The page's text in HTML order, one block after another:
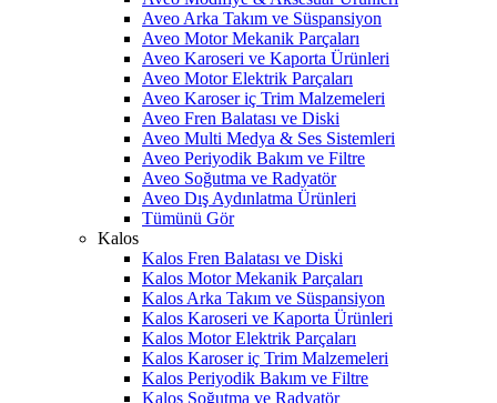
Aveo Arka Takım ve Süspansiyon
Aveo Motor Mekanik Parçaları
Aveo Karoseri ve Kaporta Ürünleri
Aveo Motor Elektrik Parçaları
Aveo Karoser iç Trim Malzemeleri
Aveo Fren Balatası ve Diski
Aveo Multi Medya & Ses Sistemleri
Aveo Periyodik Bakım ve Filtre
Aveo Soğutma ve Radyatör
Aveo Dış Aydınlatma Ürünleri
Tümünü Gör
Kalos
Kalos Fren Balatası ve Diski
Kalos Motor Mekanik Parçaları
Kalos Arka Takım ve Süspansiyon
Kalos Karoseri ve Kaporta Ürünleri
Kalos Motor Elektrik Parçaları
Kalos Karoser iç Trim Malzemeleri
Kalos Periyodik Bakım ve Filtre
Kalos Soğutma ve Radyatör